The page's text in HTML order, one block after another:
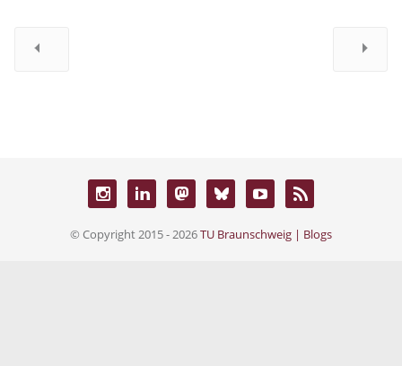
© Copyright 2015 - 2026TU Braunschweig | Blogs